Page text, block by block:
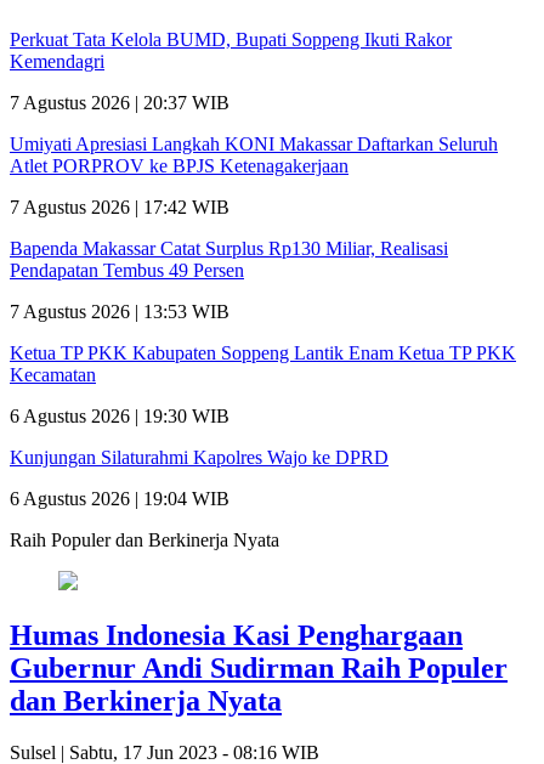
Perkuat Tata Kelola BUMD, Bupati Soppeng Ikuti Rakor
Kemendagri
7 Agustus 2026 | 20:37 WIB
Umiyati Apresiasi Langkah KONI Makassar Daftarkan Seluruh
Atlet PORPROV ke BPJS Ketenagakerjaan
7 Agustus 2026 | 17:42 WIB
Bapenda Makassar Catat Surplus Rp130 Miliar, Realisasi
Pendapatan Tembus 49 Persen
7 Agustus 2026 | 13:53 WIB
Ketua TP PKK Kabupaten Soppeng Lantik Enam Ketua TP PKK
Kecamatan
6 Agustus 2026 | 19:30 WIB
Kunjungan Silaturahmi Kapolres Wajo ke DPRD
6 Agustus 2026 | 19:04 WIB
Raih Populer dan Berkinerja Nyata
Humas Indonesia Kasi Penghargaan
Gubernur Andi Sudirman Raih Populer
dan Berkinerja Nyata
Sulsel | Sabtu, 17 Jun 2023 - 08:16 WIB